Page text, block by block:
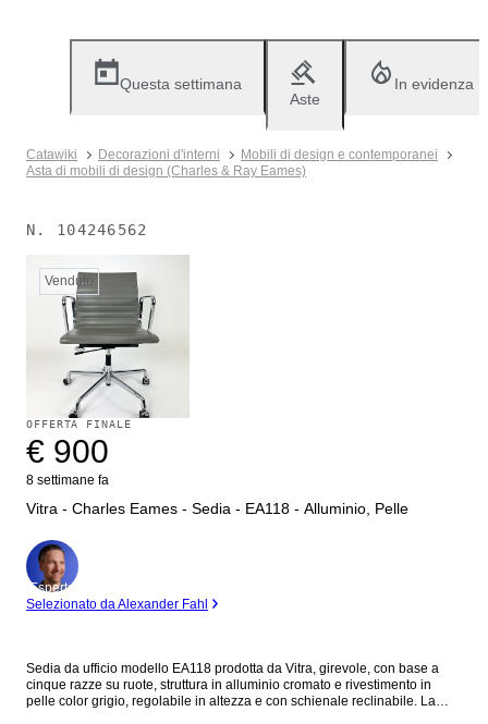
Questa settimana
Aste
In evidenza
Catawiki Decorazioni d'interni
Mobili di design e contemporanei
Asta di mobili di design (Charles & Ray Eames)
N. 104246562
Venduto
OFFERTA FINALE
€ 900
8 settimane fa
Vitra - Charles Eames - Sedia - EA118 - Alluminio, Pelle
Esperto
Selezionato da Alexander Fahl
Sedia da ufficio modello EA118 prodotta da Vitra, girevole, con base a
cinque razze su ruote, struttura in alluminio cromato e rivestimento in
pelle color grigio, regolabile in altezza e con schienale reclinabile. La